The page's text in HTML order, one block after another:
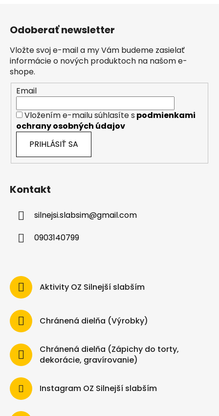
Odoberať newsletter
Vložte svoj e-mail a my Vám budeme zasielať
informácie o nových produktoch na našom e-
shope.
Email
Vložením e-mailu súhlasíte s podmienkami
ochrany osobných údajov
PRIHLÁSIŤ SA
Kontakt
silnejsi.slabsim@gmail.com
0903140799
Aktivity OZ Silnejší slabším
Chránená dielňa (Výrobky)
Chránená dielňa (Zápichy do torty,
dekorácie, gravírovanie)
Instagram OZ Silnejší slabším